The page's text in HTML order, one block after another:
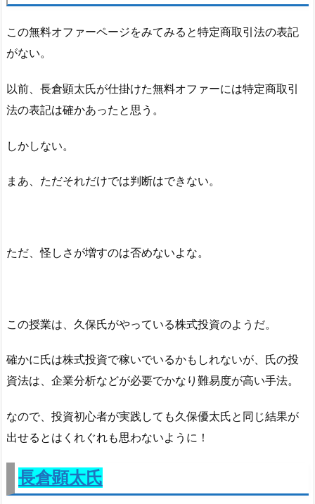
この無料オファーページをみてみると特定商取引法の表記
がない。
以前、長倉顕太氏が仕掛けた無料オファーには特定商取引
法の表記は確かあったと思う。
しかしない。
まあ、ただそれだけでは判断はできない。
ただ、怪しさが増すのは否めないよな。
この授業は、久保氏がやっている株式投資のようだ。
確かに氏は株式投資で稼いでいるかもしれないが、氏の投
資法は、企業分析などが必要でかなり難易度が高い手法。
なので、投資初心者が実践しても久保優太氏と同じ結果が
出せるとはくれぐれも思わないように！
長倉顕太氏